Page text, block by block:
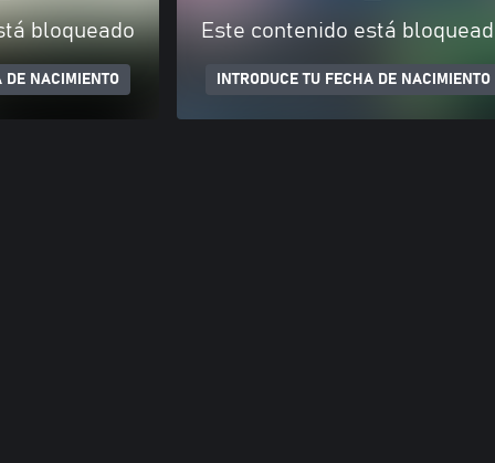
bloqueado
DE NACIMIENTO
Este contenido está
INTRODUCE TU FECHA DE NACIMIENTO